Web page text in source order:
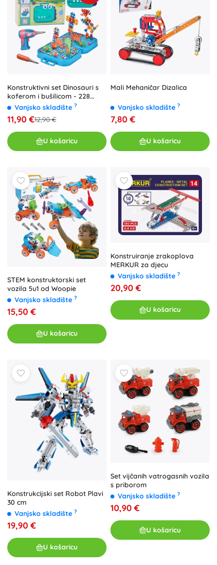
Konstruktivni set Dinosauri s
koferom i bušilicom - 228
dijelova
Vanjsko skladište ?
11,90 €12,90 €
U košaricu
Mali Mehaničar Dizalica
Vanjsko skladište ?
7,80 €
U košaricu
STEM konstruktorski set
vozila 5u1 od Woopie
Vanjsko skladište ?
15,50 €
U košaricu
Konstruiranje zrakoplova
MERKUR za djecu
Vanjsko skladište ?
20,90 €
U košaricu
Konstrukcijski set Robot Plavi
30 cm
Vanjsko skladište ?
19,90 €
U košaricu
Set vijčanih vatrogasnih vozila
s priborom
Vanjsko skladište ?
10,90 €
U košaricu